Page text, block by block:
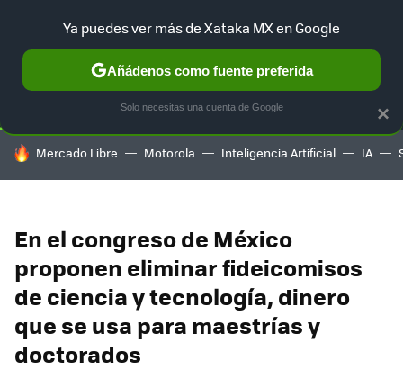
SELECCIÓN GAMING HOME AUTO TERRITORIO
HOY SE HABLA DE
Mercado Libre Motorola Inteligencia Artificial IA
En el congreso de México
proponen eliminar fideicomisos
de ciencia y tecnología, dinero
que se usa para maestrías y
doctorados
×
Ya puedes ver más de Xataka MX en Google
Añádenos como fuente preferida
Solo necesitas una cuenta de Google